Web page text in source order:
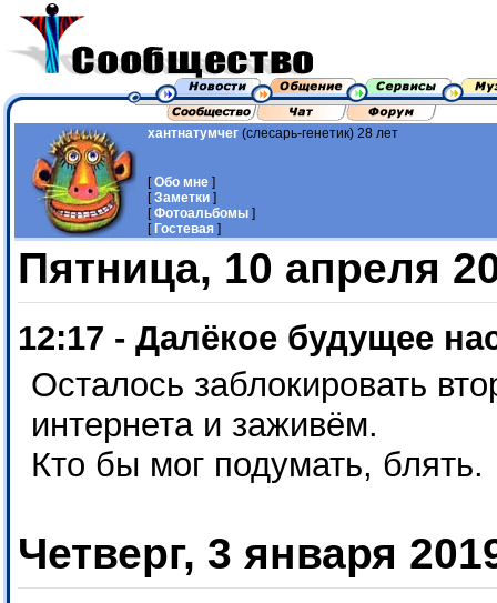
хантнатумчег (слесарь-генетик) 28 лет
[Обо мне ]
[Заметки ]
[Фотоальбомы ]
[ Гостевая ]
Пятница, 10 апреля
12:17 - Далёкое будущее
Осталось заблокировать
интернета и заживём.
Кто бы мог подумать, блять.
Четверг, 3 января